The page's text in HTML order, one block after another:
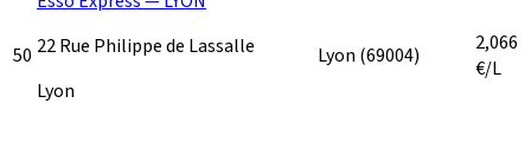
50 22 Rue Philippe de Lassalle
Lyon
Lyon (69004)
2,066
€/L